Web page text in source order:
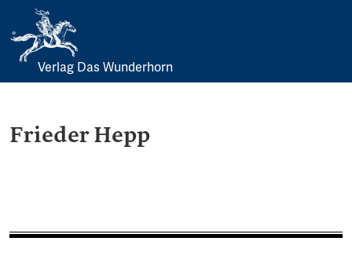
Skip
Verlag Das Wunderhorn
Frieder Hepp